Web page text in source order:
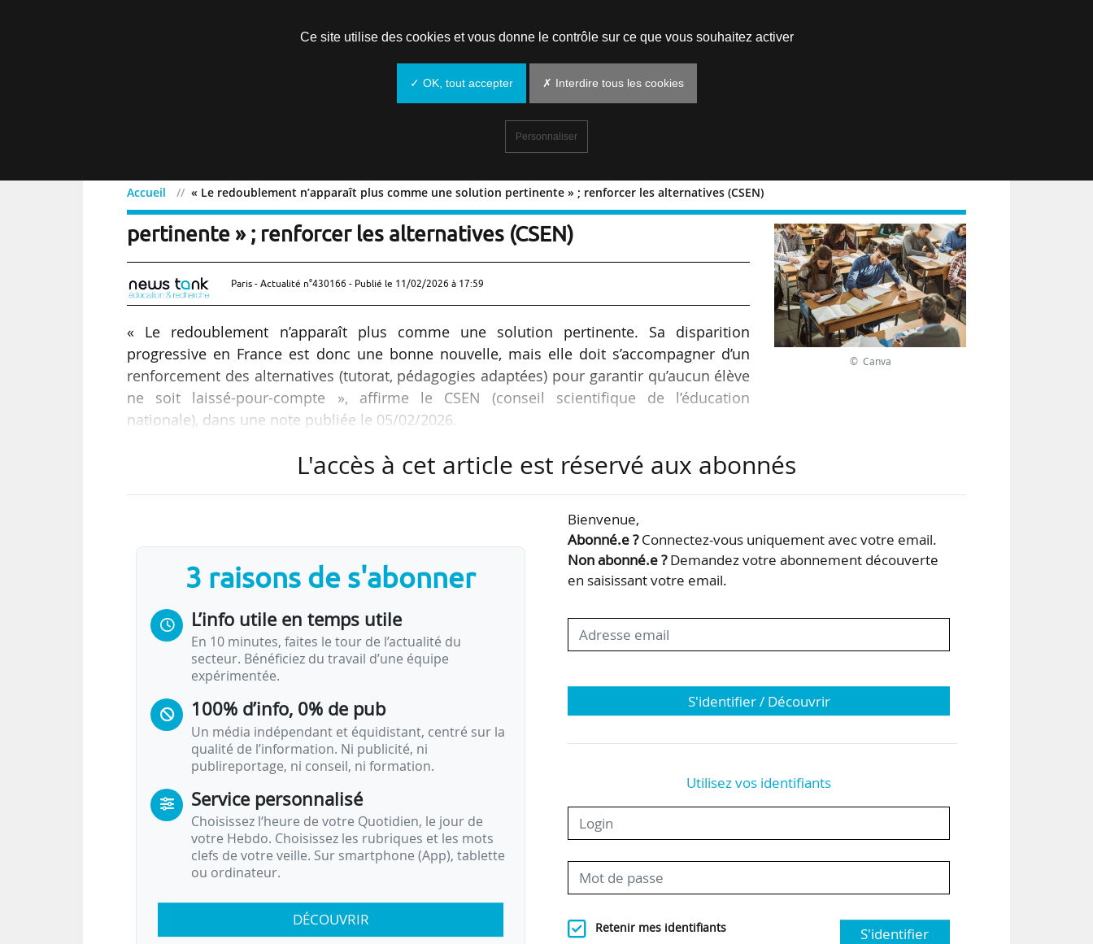
Accueil « Le redoublement n’apparaît plus comme une solution pertinente » ; renforcer les alternatives (CSEN)
« Le redoublement n’apparaît plus comme une solution
pertinente » ; renforcer les alternatives (CSEN)
Paris - Actualité n°430166 - Publié le 11/02/2026 à 17:59
« Le redoublement n’apparaît plus comme une solution pertinente. Sa disparition
progressive en France est donc une bonne nouvelle, mais elle doit s’accompagner d’un
renforcement des alternatives (tutorat, pédagogies adaptées) pour garantir qu’aucun élève
ne soit laissé-pour-compte », affirme le CSEN (conseil scientifique de l’éducation
nationale), dans une note publiée le 05/02/2026.
La note indique que le redoublement en France a considérablement diminué depuis 2009
Or, « une augmentation du redoublement a des conséquences budgétaires ». La note
© Canva
L'accès à cet article est réservé aux abonnés
3 raisons de s'abonner
L’info utile en temps utile
En 10 minutes, faites le tour de l’actualité du
secteur. Bénéficiez du travail d’une équipe
expérimentée.
100% d’info, 0% de pub
Un média indépendant et équidistant, centré sur la
qualité de l’information. Ni publicité, ni
publireportage, ni conseil, ni formation.
Service personnalisé
Choisissez l‘heure de votre Quotidien, le jour de
votre Hebdo. Choisissez les rubriques et les mots
clefs de votre veille. Sur smartphone (App), tablette
ou ordinateur.
DÉCOUVRIR
Bienvenue,
Abonné.e ?Connectez-vous uniquement avec votre email.
Non abonné.e ?Demandez votre abonnement découverte
en saisissant votre email.
S'identifier / Découvrir
Utilisez vos identifiants
Retenir mes identifiants S'identifier
Ce site utilise des cookies et vous donne le contrôle sur ce que vous souhaitez activer
✓ OK, tout accepter ✗ Interdire tous les cookies
Personnaliser